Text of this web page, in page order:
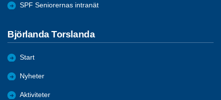
SPF Seniorernas intranät
Björlanda Torslanda
Start
Nyheter
Aktiviteter